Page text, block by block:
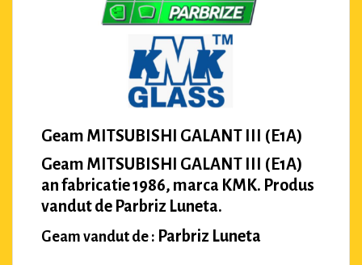
Geam MITSUBISHI GALANT III (E1A)
Geam MITSUBISHI GALANT III (E1A)
an fabricatie 1986, marca KMK. Produs
vandut de Parbriz Luneta.
Geam vandut de : Parbriz Luneta